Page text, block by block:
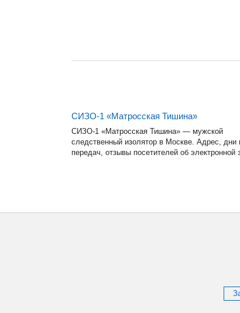
СИЗО-1 «Матросская Тишина»
СИЗО-1 «Матросская Тишина» — мужской
следственный изолятор в Москве. Адрес, дни
передач, отзывы посетителей об электронной